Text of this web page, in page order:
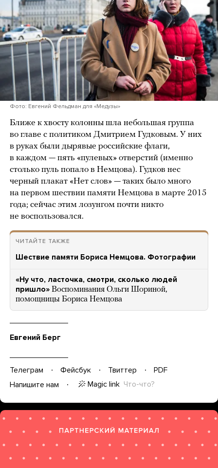
Фото: Евгений Фельдман для «Медузы»
Ближе к хвосту колонны шла небольшая группа
во главе с политиком Дмитрием Гудковым. У них
в руках были дырявые российские флаги,
в каждом — пять «пулевых» отверстий (именно
столько пуль попало в Немцова). Гудков нес
черный плакат «Нет слов» — таких было много
на первом шествии памяти Немцова в марте 2015
года; сейчас этим лозунгом почти никто
не воспользовался.
ЧИТАЙТЕ ТАКЖЕ
Шествие памяти Бориса Немцова. Фотографии
«Ну что, ласточка, смотри, сколько людей
пришло» Воспоминания Ольги Шориной,
помощницы Бориса Немцова
Евгений Берг
Телеграм Фейсбук Твиттер
PDF
Напишите нам
Magic link Что-что?